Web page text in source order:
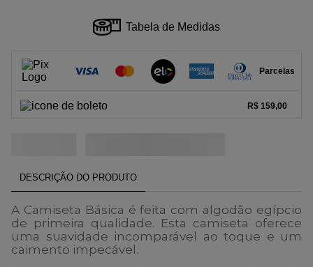
Tabela de Medidas
Parcelas
1xde R$ 159,00 sem juros.
5xde R$ 31,80 sem juros.
R$ 159,00
DESCRIÇÃO DO PRODUTO
A Camiseta Básica é feita com algodão egípcio
de primeira qualidade. Esta camiseta oferece
uma suavidade incomparável ao toque e um
caimento impecável.